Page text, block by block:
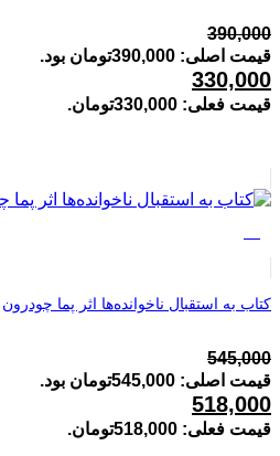
390,000
قیمت اصلی: 390,000تومان بود.
330,000
قیمت فعلی: 330,000تومان.
کتاب به استقبال ناخوانده‌ها اثر پما چودرون
545,000
قیمت اصلی: 545,000تومان بود.
518,000
قیمت فعلی: 518,000تومان.